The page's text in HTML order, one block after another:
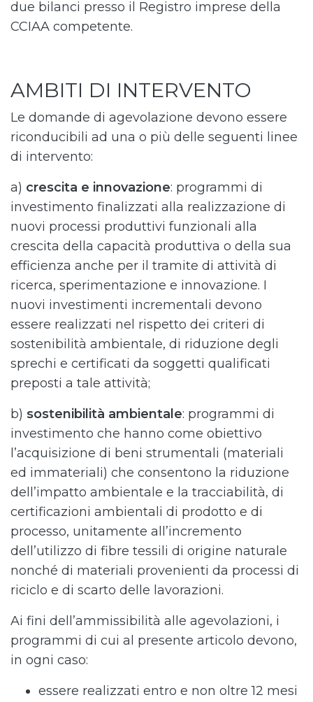
due bilanci presso il Registro imprese della
CCIAA competente.
AMBITI DI INTERVENTO
Le domande di agevolazione devono essere
riconducibili ad una o più delle seguenti linee
di intervento:
a) crescita e innovazione: programmi di
investimento finalizzati alla realizzazione di
nuovi processi produttivi funzionali alla
crescita della capacità produttiva o della sua
efficienza anche per il tramite di attività di
ricerca, sperimentazione e innovazione. I
nuovi investimenti incrementali devono
essere realizzati nel rispetto dei criteri di
sostenibilità ambientale, di riduzione degli
sprechi e certificati da soggetti qualificati
preposti a tale attività;
b) sostenibilità ambientale: programmi di
investimento che hanno come obiettivo
l’acquisizione di beni strumentali (materiali
ed immateriali) che consentono la riduzione
dell’impatto ambientale e la tracciabilità, di
certificazioni ambientali di prodotto e di
processo, unitamente all’incremento
dell’utilizzo di fibre tessili di origine naturale
nonché di materiali provenienti da processi di
riciclo e di scarto delle lavorazioni.
Ai fini dell’ammissibilità alle agevolazioni, i
programmi di cui al presente articolo devono,
in ogni caso:
essere realizzati entro e non oltre 12 mesi